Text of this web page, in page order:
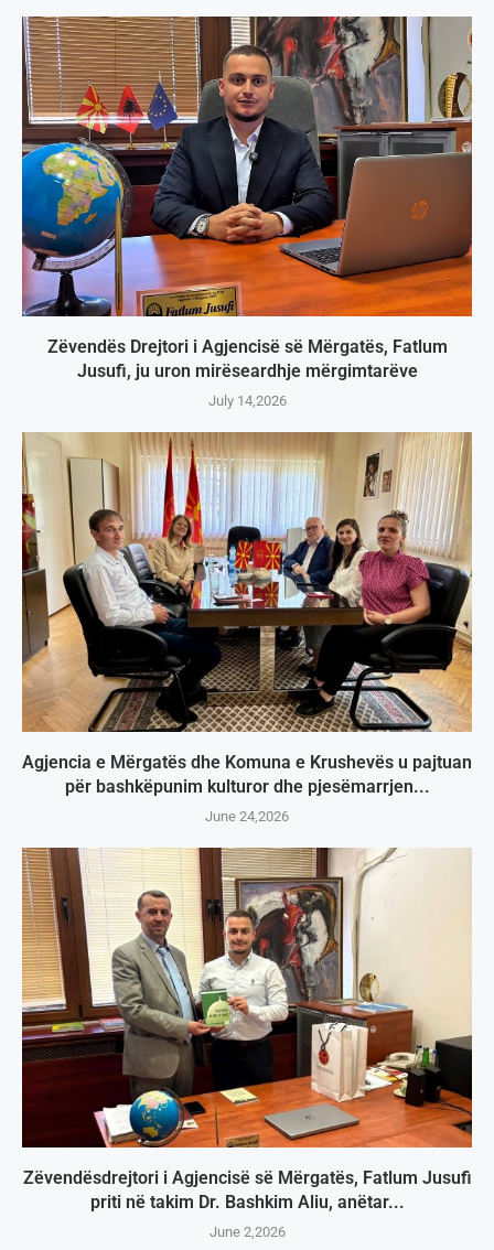
Zëvendës Drejtori i Agjencisë së Mërgatës, Fatlum
Jusufi, ju uron mirëseardhje mërgimtarëve
July 14,2026
Agjencia e Mërgatës dhe Komuna e Krushevës u pajtuan
për bashkëpunim kulturor dhe pjesëmarrjen...
June 24,2026
Zëvendësdrejtori i Agjencisë së Mërgatës, Fatlum Jusufi
priti në takim Dr. Bashkim Aliu, anëtar...
June 2,2026